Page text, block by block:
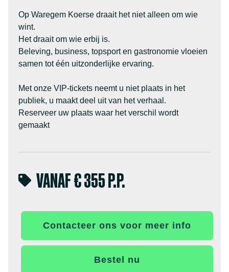
Op Waregem Koerse draait het niet alleen om wie
wint.
Het draait om wie erbij is.
Beleving, business, topsport en gastronomie vloeien
samen tot één uitzonderlijke ervaring.
Met onze VIP-tickets neemt u niet plaats in het
publiek, u maakt deel uit van het verhaal.
Reserveer uw plaats waar het verschil wordt
gemaakt
VANAF € 355 P.P.
Contacteer ons voor meer info
Bestel nu